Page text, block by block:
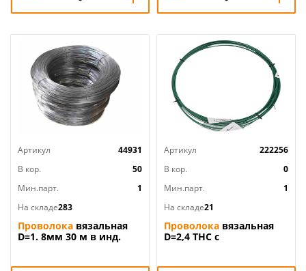
Артикул
44931
В кор.
50
Мин.парт.
1
На складе283
Проволока вязальная
D=1. 8мм 30 м в инд.
Артикул
222256
В кор.
0
Мин.парт.
1
На складе21
Проволока вязальная
D=2,4 ТНС с